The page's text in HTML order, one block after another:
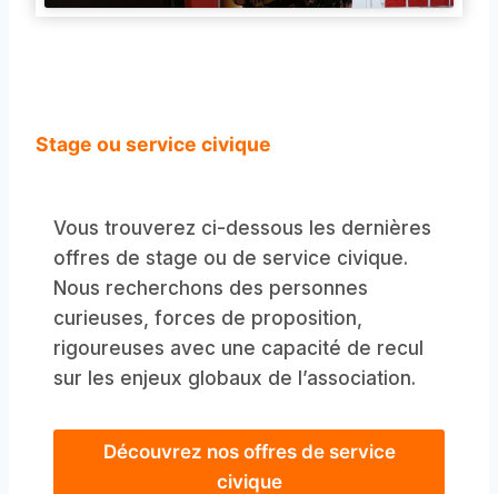
Stage ou service civique
Vous trouverez ci-dessous les dernières
offres de stage ou de service civique.
Nous recherchons des personnes
curieuses, forces de proposition,
rigoureuses avec une capacité de recul
sur les enjeux globaux de l’association.
Découvrez nos offres de service
civique